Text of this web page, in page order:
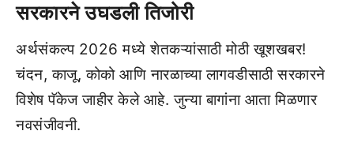
सरकारने उघडली तिजोरी
अर्थसंकल्प 2026 मध्ये शेतकऱ्यांसाठी मोठी खूशखबर!
चंदन, काजू, कोको आणि नारळाच्या लागवडीसाठी सरकारने
विशेष पॅकेज जाहीर केले आहे. जुन्या बागांना आता मिळणार
नवसंजीवनी.